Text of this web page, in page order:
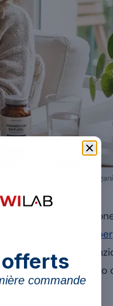
le perdite da parte
». Questa
del magnesio per
a una normale
come l’effetto
offerts
commande